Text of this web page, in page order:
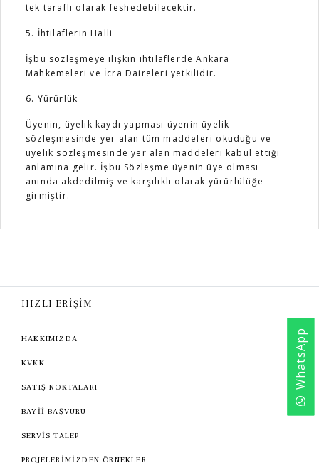
tek taraflı olarak feshedebilecektir.
5. İhtilaflerin Halli
İşbu sözleşmeye ilişkin ihtilaflerde Ankara
Mahkemeleri ve İcra Daireleri yetkilidir.
6. Yürürlük
Üyenin, üyelik kaydı yapması üyenin üyelik
sözleşmesinde yer alan tüm maddeleri okuduğu ve
üyelik sözleşmesinde yer alan maddeleri kabul ettiği
anlamına gelir. İşbu Sözleşme üyenin üye olması
anında akdedilmiş ve karşılıklı olarak yürürlülüğe
girmiştir.
WhatsApp
HIZLI ERİŞİM
HAKKIMIZDA
KVKK
SATIŞ NOKTALARI
BAYİİ BAŞVURU
SERVİS TALEP
PROJELERİMİZDEN ÖRNEKLER